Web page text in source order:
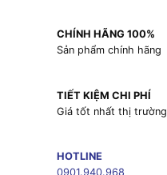
CHÍNH HÃNG 100%
Sản phẩm chính hãng
TIẾT KIỆM CHI PHÍ
Giá tốt nhất thị trường
HOTLINE
0901.940.968